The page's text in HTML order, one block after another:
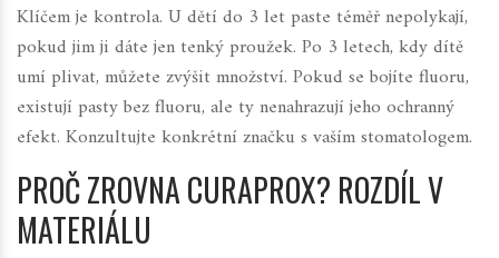
Klíčem je kontrola. U dětí do 3 let paste téměř nepolykají,
pokud jim ji dáte jen tenký proužek. Po 3 letech, kdy dítě
umí plivat, můžete zvýšit množství. Pokud se bojíte fluoru,
existují pasty bez fluoru, ale ty nenahrazují jeho ochranný
efekt. Konzultujte konkrétní značku s vaším stomatologem.
PROČ ZROVNA CURAPROX? ROZDÍL V
MATERIÁLU